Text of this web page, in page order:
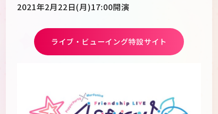
2021年2月22日(月)17:00開演
ライブ・ビューイング特設サイト